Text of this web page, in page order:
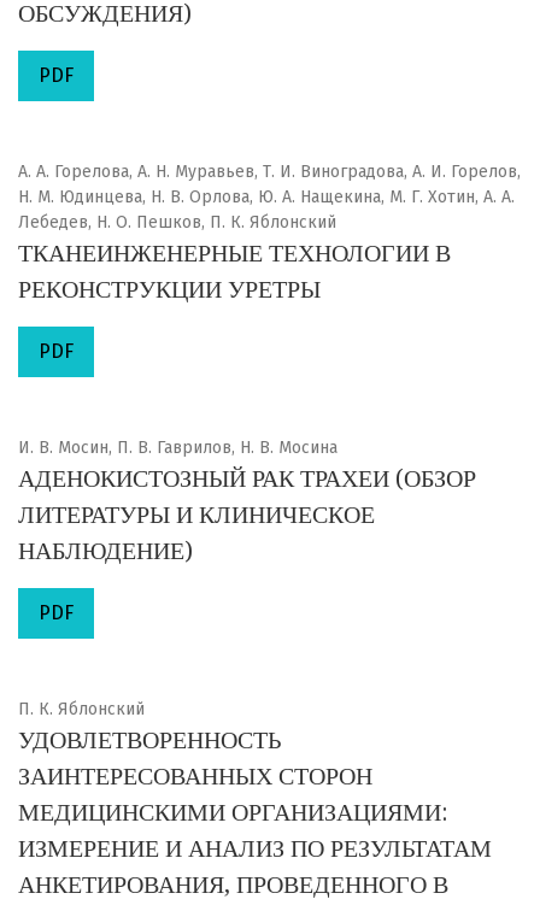
ОБСУЖДЕНИЯ)
PDF
А. А. Горелова, А. Н. Муравьев, Т. И. Виноградова, А. И. Горелов,
Н. М. Юдинцева, Н. В. Орлова, Ю. А. Нащекина, М. Г. Хотин, А. А.
Лебедев, Н. О. Пешков, П. К. Яблонский
ТКАНЕИНЖЕНЕРНЫЕ ТЕХНОЛОГИИ В
РЕКОНСТРУКЦИИ УРЕТРЫ
PDF
И. В. Мосин, П. В. Гаврилов, Н. В. Мосина
АДЕНОКИСТОЗНЫЙ РАК ТРАХЕИ (ОБЗОР
ЛИТЕРАТУРЫ И КЛИНИЧЕСКОЕ
НАБЛЮДЕНИЕ)
PDF
П. К. Яблонский
УДОВЛЕТВОРЕННОСТЬ
ЗАИНТЕРЕСОВАННЫХ СТОРОН
МЕДИЦИНСКИМИ ОРГАНИЗАЦИЯМИ:
ИЗМЕРЕНИЕ И АНАЛИЗ ПО РЕЗУЛЬТАТАМ
АНКЕТИРОВАНИЯ, ПРОВЕДЕННОГО В